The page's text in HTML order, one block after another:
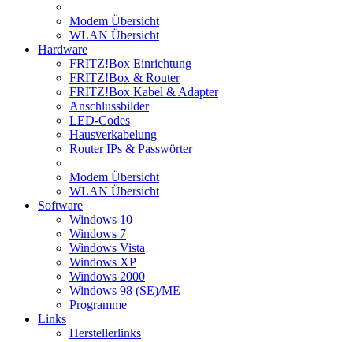
Modem Übersicht
WLAN Übersicht
Hardware
FRITZ!Box Einrichtung
FRITZ!Box & Router
FRITZ!Box Kabel & Adapter
Anschlussbilder
LED-Codes
Hausverkabelung
Router IPs & Passwörter
Modem Übersicht
WLAN Übersicht
Software
Windows 10
Windows 7
Windows Vista
Windows XP
Windows 2000
Windows 98 (SE)/ME
Programme
Links
Herstellerlinks